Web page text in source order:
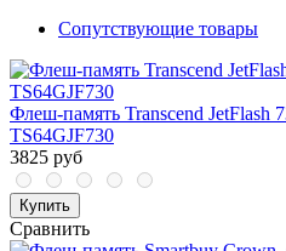
Сопутствующие товары
Флеш-память Transcend JetFlash
TS64GJF730
3825 руб
Купить
Сравнить